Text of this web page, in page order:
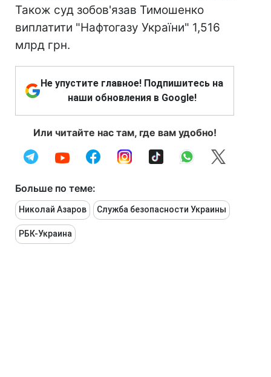
Також суд зобов'язав Тимошенко
виплатити "Нафтогазу України" 1,516
млрд грн.
Не упустите главное! Подпишитесь на
наши обновления в Google!
Или читайте нас там, где вам удобно!
Больше по теме:
Николай Азаров Служба безопасности Украины
РБК-Украина